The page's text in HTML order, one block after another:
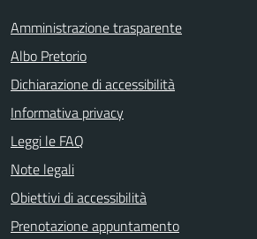
Amministrazione trasparente
Albo Pretorio
Dichiarazione di accessibilità
Informativa privacy
Leggi le FAQ
Note legali
Obiettivi di accessibilità
Prenotazione appuntamento